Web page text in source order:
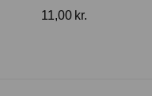
11,00 kr.